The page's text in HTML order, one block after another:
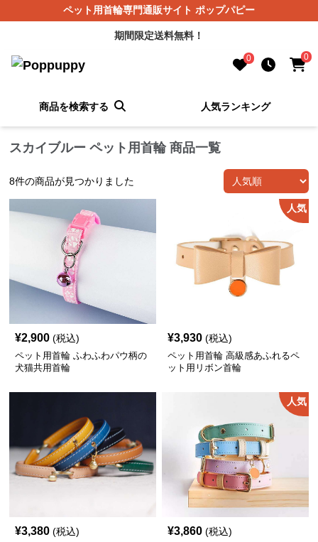
ペット用首輪専門通販サイト ポップパピー
期間限定送料無料！
0 0
商品を検索する 人気ランキング
スカイブルー ペット用首輪 商品一覧
8件の商品が見つかりました
¥2,900 (税込)
ペット用首輪 ふわふわパウ柄の
犬猫共用首輪
人気
¥3,930 (税込)
ペット用首輪 高級感あふれるペ
ット用リボン首輪
¥3,380 (税込)
人気
¥3,860 (税込)